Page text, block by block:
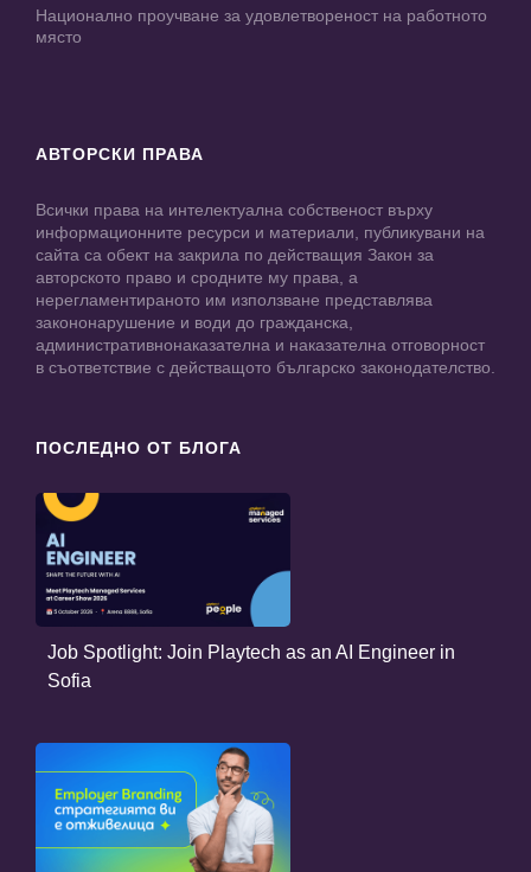
Национално проучване за удовлетвореност на работното
място
АВТОРСКИ ПРАВА
Всички права на интелектуална собственост върху
информационните ресурси и материали, публикувани на
сайта са обект на закрила по действащия Закон за
авторското право и сродните му права, а
нерегламентираното им използване представлява
закононарушение и води до гражданска,
административнонаказателна и наказателна отговорност
в съответствие с действащото българско законодателство.
ПОСЛЕДНО ОТ БЛОГА
Job Spotlight: Join Playtech as an AI Engineer in
Sofia